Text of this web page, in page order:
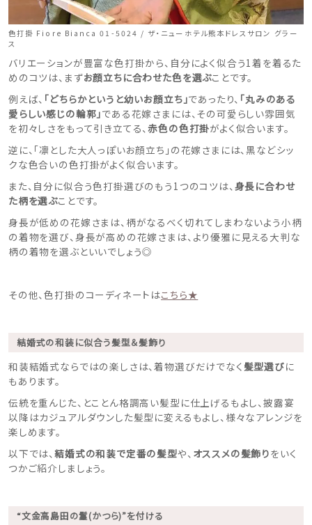
ウェディングマガジン
結婚式場を探す
色打掛 Fiore Bianca 01-5024 / ザ・ニューホテル熊本ドレスサロン グラー
ス
バリエーションが豊富な色打掛から、自分によく似合う1着を着るた
めのコツは、まずお顔立ちに合わせた色を選ぶことです。
例えば、 「どちらかというと幼いお顔立ち」であったり、 「丸みのある
愛らしい感じの輪郭」である花嫁さまには、その可愛らしい雰囲気
を初々しさをもって引き立てる、赤色の色打掛がよく似合います。
逆に、「凛とした大人っぽいお顔立ち」の花嫁さまには、黒などシッ
クな色合いの色打掛がよく似合います。
また、自分に似合う色打掛選びのもう1つのコツは、 身長に合わせ
た柄を選ぶことです。
身長が低めの花嫁さまは、柄がなるべく切れてしまわないよう小柄
の着物を選び、身長が高めの花嫁さまは、より優雅に見える大判な
柄の着物を選ぶといいでしょう◎
その他、色打掛のコーディネートはこちら★
結婚式の和装に似合う髪型＆髪飾り
和装結婚式ならではの楽しさは、着物選びだけでなく 髪型選びに
もあります。
伝統を重んじた、とことん格調高い髪型に仕上げるもよし、披露宴
以降はカジュアルダウンした髪型に変えるもよし、様々なアレンジを
楽しめます。
以下では、結婚式の和装で定番の髪型や、 オススメの髪飾りをいく
つかご紹介しましょう。
“文金高島田の鬘(かつら)”を付ける